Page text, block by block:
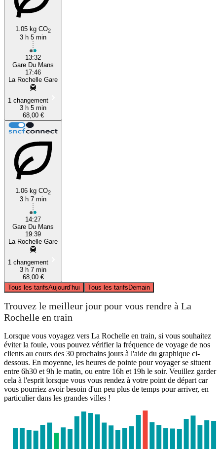
1.05 kg CO2
3 h 5 min
13:32
Gare Du Mans
17:46
La Rochelle Gare
1 changement
3 h 5 min
68,00 €
1.06 kg CO2
3 h 7 min
14:27
Gare Du Mans
19:39
La Rochelle Gare
1 changement
3 h 7 min
68,00 €
Tous les tarifsAujourd’hui Tous les tarifsDemain
Trouvez le meilleur jour pour vous rendre à La
Rochelle en train
Lorsque vous voyagez vers La Rochelle en train, si vous souhaitez
éviter la foule, vous pouvez vérifier la fréquence de voyage de nos
clients au cours des 30 prochains jours à l'aide du graphique ci-
dessous. En moyenne, les heures de pointe pour voyager se situent
entre 6h30 et 9h le matin, ou entre 16h et 19h le soir. Veuillez garder
cela à l'esprit lorsque vous vous rendez à votre point de départ car
vous pourriez avoir besoin d'un peu plus de temps pour arriver, en
particulier dans les grandes villes !